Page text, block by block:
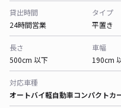
貸出時間
24時間営業
タイプ
平置き
長さ
500cm 以下
車幅
190cm
対応車種
オートバイ軽自動車コンパクトカ